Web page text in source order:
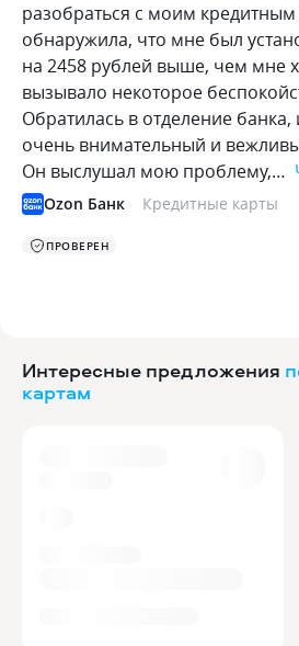
разобраться с моим
обнаружила, что мне был
на 2458 рублей выше, чем мне
вызывало некоторое
Обратилась в отделение банка,
очень внимательный и
Он выслушал мою проблему,…
Ozon Банк Кредитные карты
ПРОВЕРЕН
Интересные предложения
картам